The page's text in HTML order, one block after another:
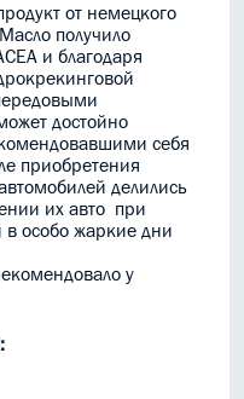
от немецкого
получило
и благодаря
достойно
себя
приобретения
делились
их авто при
в особо жаркие дни
у